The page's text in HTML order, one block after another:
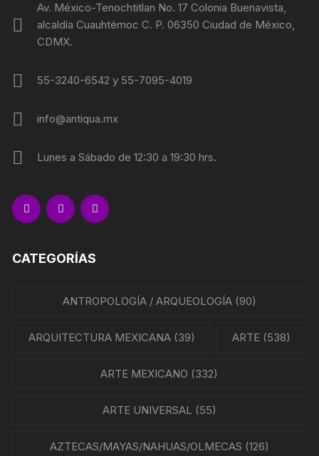
Av. México-Tenochtitlan No. 17 Colonia Buenavista,
alcaldía Cuauhtémoc C. P. 06350 Ciudad de México,
CDMX.
55-3240-6542 y 55-7095-4019
info@antiqua.mx
Lunes a Sábado de 12:30 a 19:30 hrs.
CATEGORÍAS
ANTROPOLOGÍA / ARQUEOLOGÍA(90)
ARQUITECTURA MEXICANA(39) ARTE (538)
ARTE MEXICANO (332)
ARTE UNIVERSAL (55)
AZTECAS/MAYAS/NAHUAS/OLMECAS (126)